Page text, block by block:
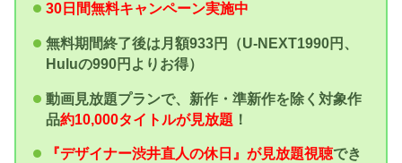
30日間無料キャンペーン実施中
無料期間終了後は月額933円（U-NEXT1990円、
Huluの990円よりお得）
動画見放題プランで、新作・準新作を除く対象作
品約10,000タイトルが見放題 ！
『デザイナー渋井直人の休日』が見放題視聴でき